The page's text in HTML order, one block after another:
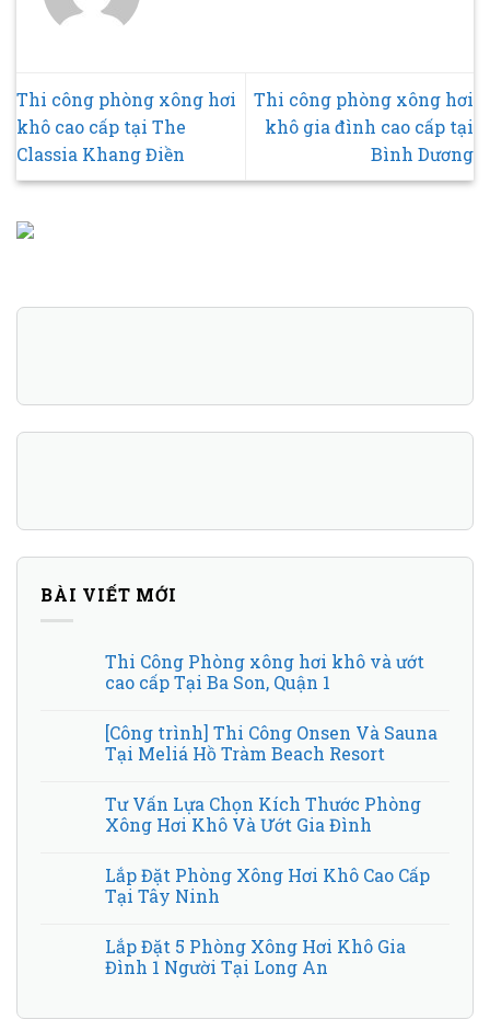
Thi công phòng xông hơi
khô cao cấp tại The
Classia Khang Điền
Thi công phòng xông hơi
khô gia đình cao cấp tại
Bình Dương
BÀI VIẾT MỚI
Thi Công Phòng xông hơi khô và ướt
cao cấp Tại Ba Son, Quận 1
[Công trình] Thi Công Onsen Và Sauna
Tại Meliá Hồ Tràm Beach Resort
Tư Vấn Lựa Chọn Kích Thước Phòng
Xông Hơi Khô Và Ướt Gia Đình
Lắp Đặt Phòng Xông Hơi Khô Cao Cấp
Tại Tây Ninh
Lắp Đặt 5 Phòng Xông Hơi Khô Gia
Đình 1 Người Tại Long An